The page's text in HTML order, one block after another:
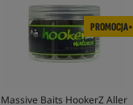
PROMOCJA+
Massive Baits HookerZ Aller